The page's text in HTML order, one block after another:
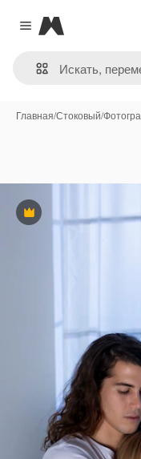
Close menu
Magnific
Главная/Стоковый/
Премиум